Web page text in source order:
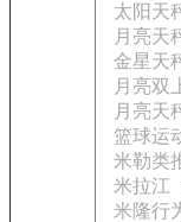
太阳天
月亮天
金星天
月亮双
月亮天
篮球运
米勒类
米拉江
米隆行